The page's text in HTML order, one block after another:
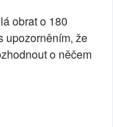
obrat o 180
upozorněním, že
o něčem